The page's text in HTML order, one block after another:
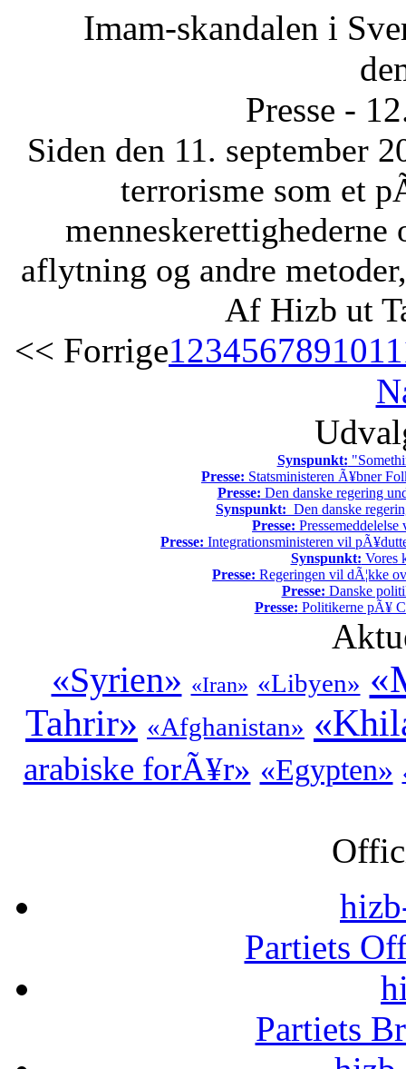
Imam-skandalen i
Presse -
Siden den 11. september
terrorisme som et
aflytning og andre
Af Hizb ut
<< Forrige1234567891011
Synspunkt:
Presse: Statsministeren Ã¥bner
Presse: Den danske regering
Synspunkt: Den danske
Presse:
Presse: Integrationsministeren vil
Synspunkt: Vores
Presse: Regeringen vil dÃ¦kke
Presse: Danske
Presse: Politikerne pÃ¥
«Syrien» «Iran» «Libyen»
Tahrir» «Afghanistan»
arabiske forÃ¥r» «Egypten»
Partiets
Partiets